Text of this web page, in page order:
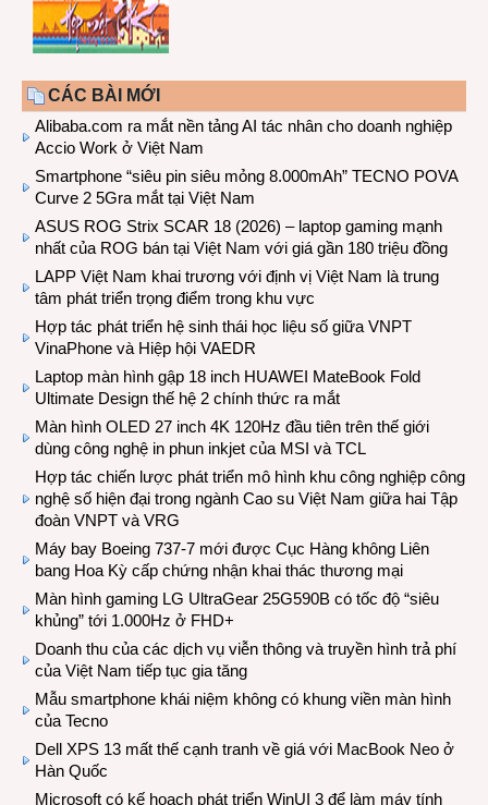
CÁC BÀI MỚI
Alibaba.com ra mắt nền tảng AI tác nhân cho doanh nghiệp
Accio Work ở Việt Nam
Smartphone “siêu pin siêu mỏng 8.000mAh” TECNO POVA
Curve 2 5Gra mắt tại Việt Nam
ASUS ROG Strix SCAR 18 (2026) – laptop gaming mạnh
nhất của ROG bán tại Việt Nam với giá gần 180 triệu đồng
LAPP Việt Nam khai trương với định vị Việt Nam là trung
tâm phát triển trọng điểm trong khu vực
Hợp tác phát triển hệ sinh thái học liệu số giữa VNPT
VinaPhone và Hiệp hội VAEDR
Laptop màn hình gập 18 inch HUAWEI MateBook Fold
Ultimate Design thế hệ 2 chính thức ra mắt
Màn hình OLED 27 inch 4K 120Hz đầu tiên trên thế giới
dùng công nghệ in phun inkjet của MSI và TCL
Hợp tác chiến lược phát triển mô hình khu công nghiệp công
nghệ số hiện đại trong ngành Cao su Việt Nam giữa hai Tập
đoàn VNPT và VRG
Máy bay Boeing 737-7 mới được Cục Hàng không Liên
bang Hoa Kỳ cấp chứng nhận khai thác thương mại
Màn hình gaming LG UltraGear 25G590B có tốc độ “siêu
khủng” tới 1.000Hz ở FHD+
Doanh thu của các dịch vụ viễn thông và truyền hình trả phí
của Việt Nam tiếp tục gia tăng
Mẫu smartphone khái niệm không có khung viền màn hình
của Tecno
Dell XPS 13 mất thế cạnh tranh về giá với MacBook Neo ở
Hàn Quốc
Microsoft có kế hoạch phát triển WinUI 3 để làm máy tính